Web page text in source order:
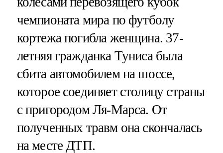
чемпионата мира по футболу
кортежа погибла женщина. 37-
летняя гражданка Туниса была
сбита автомобилем на шоссе,
которое соединяет столицу страны
с пригородом Ля-Марса. От
полученных травм она скончалась
на месте ДТП.